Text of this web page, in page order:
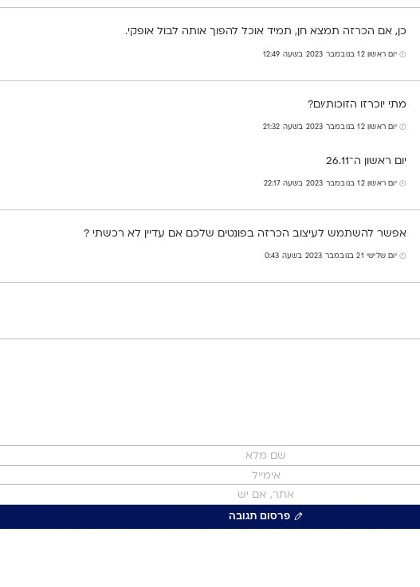
כן, אם הכרזה תמצא חן, תמיד אוכל להפוך אותה לבול אופקי.
יום ראשון 12 בנובמבר 2023 בשעה 12:49
מתי יוכרזו הזוכות/ים?
יום ראשון 12 בנובמבר 2023 בשעה 21:32
יום ראשון ה־26.11
יום ראשון 12 בנובמבר 2023 בשעה 22:17
אפשר להשתמש לעיצוב הכרזה בפונטים שלכם אם עדיין לא רכשתי ?
יום שלישי 21 בנובמבר 2023 בשעה 0:43
פרסום תגובה